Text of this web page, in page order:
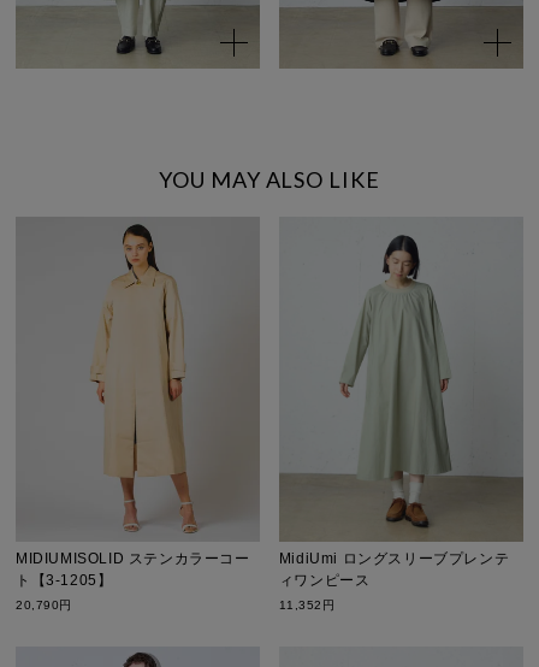
YOU MAY ALSO LIKE
MIDIUMISOLID ステンカラーコー
ト【3-1205】
20,790円
MidiUmi ロングスリーブプレンテ
ィワンピース
11,352円